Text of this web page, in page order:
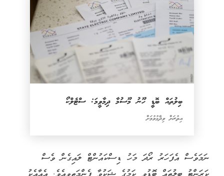
ބިލުތައް ބޮޑީ ހޫނު މޫސުމާ ދިމާވީމަ: ސްޓެލްކޯ
އިތުރަށް ވިދާޅުވުމަށް
ނަމަވެސް އެފަހަރު ރޯދަ މަހު ޑިސްކައުންޓް ލައިގެން ވެސް